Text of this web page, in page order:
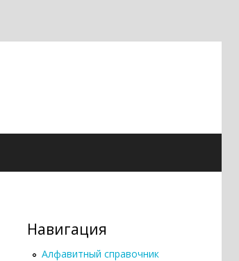
Навигация
Алфавитный справочник